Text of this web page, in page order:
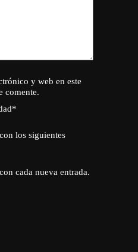
y web en este
comente.
*
los siguientes
cada nueva entrada.